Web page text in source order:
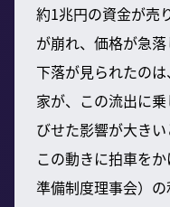
約1兆円の資金が売
が崩れ、価格が急
下落が見られたの
家が、この流出に
びせた影響が大きい
この動きに拍車を
準備制度理事会）